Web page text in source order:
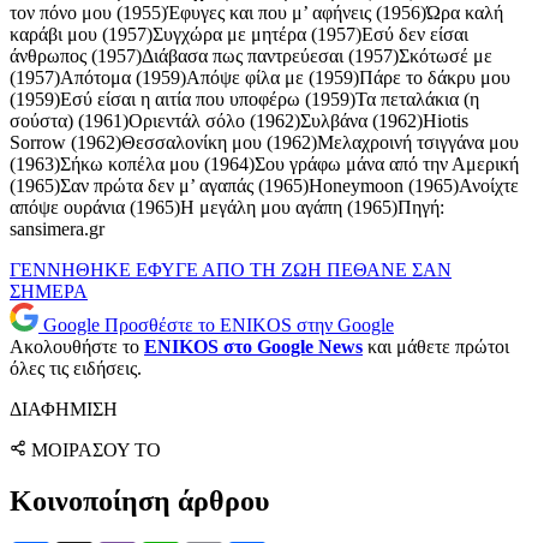
τον πόνο μου (1955)Έφυγες και που μ’ αφήνεις (1956)Ώρα καλή
καράβι μου (1957)Συγχώρα με μητέρα (1957)Εσύ δεν είσαι
άνθρωπος (1957)Διάβασα πως παντρεύεσαι (1957)Σκότωσέ με
(1957)Απότομα (1959)Απόψε φίλα με (1959)Πάρε το δάκρυ μου
(1959)Εσύ είσαι η αιτία που υποφέρω (1959)Τα πεταλάκια (η
σούστα) (1961)Οριεντάλ σόλο (1962)Συλβάνα (1962)Hiotis
Sorrow (1962)Θεσσαλονίκη μου (1962)Μελαχροινή τσιγγάνα μου
(1963)Σήκω κοπέλα μου (1964)Σου γράφω μάνα από την Αμερική
(1965)Σαν πρώτα δεν μ’ αγαπάς (1965)Honeymoon (1965)Ανοίχτε
απόψε ουράνια (1965)Η μεγάλη μου αγάπη (1965)Πηγή:
sansimera.gr
ΓΕΝΝΗΘΗΚΕ ΕΦΥΓΕ ΑΠΟ ΤΗ ΖΩΗ ΠΕΘΑΝΕ ΣΑΝ
ΣΗΜΕΡΑ
Google Προσθέστε το ENIKOS στην Google
Ακολουθήστε το ENIKOS στο Google News και μάθετε πρώτοι
όλες τις ειδήσεις.
ΔΙΑΦΗΜΙΣΗ
ΜΟΙΡΑΣΟΥ ΤΟ
Κοινοποίηση άρθρου